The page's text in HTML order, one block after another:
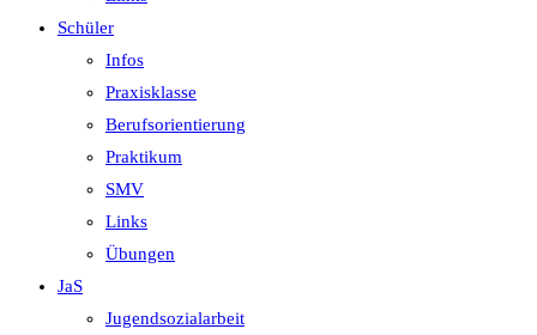
Schüler
Infos
Praxisklasse
Berufsorientierung
Praktikum
SMV
Links
Übungen
JaS
Jugendsozialarbeit